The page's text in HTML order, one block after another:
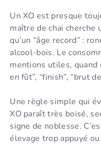
Un XO est presque
maître de chai
qu’un “âge record” :
alcool-bois. Le
mentions utiles,
en fût”, “finish”, “brut
Une règle simple qui
XO paraît très boisé,
signe de noblesse.
élevage trop appuyé